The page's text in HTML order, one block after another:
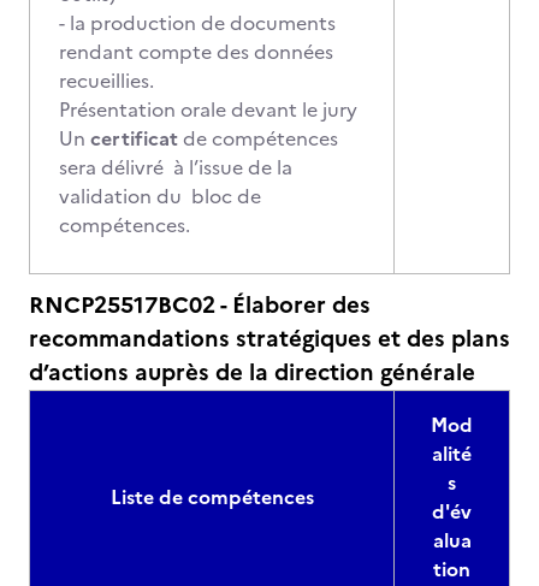
- la production de documents
rendant compte des données
recueillies.
Présentation orale devant le jury
Un certificatde compétences
sera délivré à l’issue de la
validation du bloc de
compétences.
RNCP25517BC02 - Élaborer des
recommandations stratégiques et des plans
d’actions auprès de la direction générale
Liste de compétences
Mod
alité
s
d'év
alua
tion